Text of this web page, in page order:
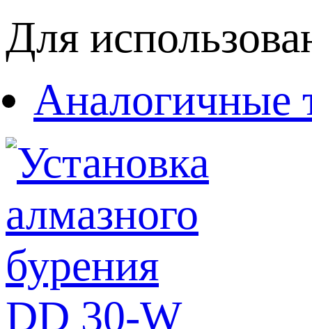
Для
Аналогичные